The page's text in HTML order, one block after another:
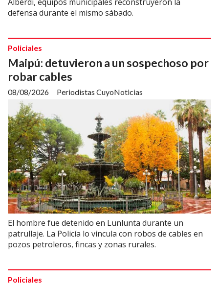
defensa durante el mismo sábado.
Maipú: detuvieron a un sospechoso por
robar cables
Periodistas CuyoNoticias
Policiales
08/08/2026
El hombre fue detenido en Lunlunta durante un
patrullaje. La Policía lo vincula con robos de cables en
pozos petroleros, fincas y zonas rurales.
Policiales